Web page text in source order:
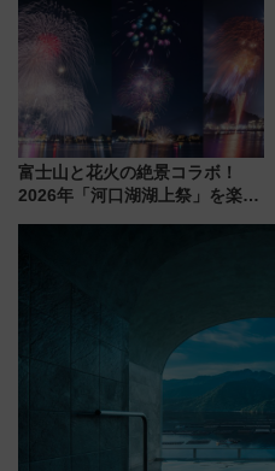
で水素利活用が加速
富士山と花火の絶景コラボ！
2026年「河口湖湖上祭」を楽し